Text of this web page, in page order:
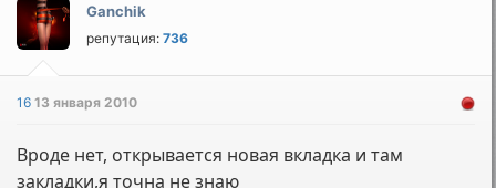
Ganchik
репутация:736
1613 января 2010
Вроде нет, открывается новая вкладка и там
закладки,я точна не знаю